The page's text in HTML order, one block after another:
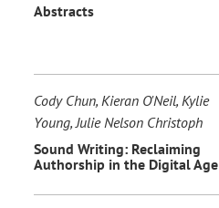
Abstracts
Cody Chun, Kieran O'Neil, Kylie
Young, Julie Nelson Christoph
Sound Writing: Reclaiming
Authorship in the Digital Age